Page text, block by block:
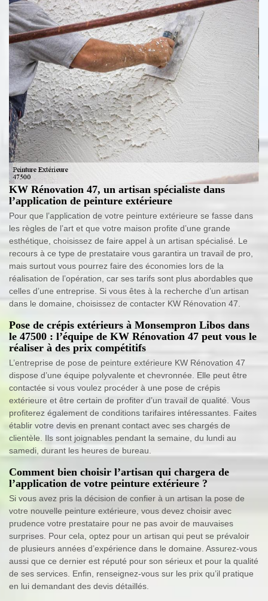
KW Rénovation 47, un artisan spécialiste dans
l’application de peinture extérieure
Pour que l’application de votre peinture extérieure se fasse dans
les règles de l’art et que votre maison profite d’une grande
esthétique, choisissez de faire appel à un artisan spécialisé. Le
recours à ce type de prestataire vous garantira un travail de pro,
mais surtout vous pourrez faire des économies lors de la
réalisation de l’opération, car ses tarifs sont plus abordables que
celles d’une entreprise. Si vous êtes à la recherche d’un artisan
dans le domaine, choisissez de contacter KW Rénovation 47.
Pose de crépis extérieurs à Monsempron Libos dans
le 47500 : l’équipe de KW Rénovation 47 peut vous le
réaliser à des prix compétitifs
L’entreprise de pose de peinture extérieure KW Rénovation 47
dispose d’une équipe polyvalente et chevronnée. Elle peut être
contactée si vous voulez procéder à une pose de crépis
extérieure et être certain de profiter d’un travail de qualité. Vous
profiterez également de conditions tarifaires intéressantes. Faites
établir votre devis en prenant contact avec ses chargés de
clientèle. Ils sont joignables pendant la semaine, du lundi au
samedi, durant les heures de bureau.
Comment bien choisir l’artisan qui chargera de
l’application de votre peinture extérieure ?
Si vous avez pris la décision de confier à un artisan la pose de
votre nouvelle peinture extérieure, vous devez choisir avec
prudence votre prestataire pour ne pas avoir de mauvaises
surprises. Pour cela, optez pour un artisan qui peut se prévaloir
de plusieurs années d’expérience dans le domaine. Assurez-vous
aussi que ce dernier est réputé pour son sérieux et pour la qualité
de ses services. Enfin, renseignez-vous sur les prix qu’il pratique
en lui demandant des devis détaillés.